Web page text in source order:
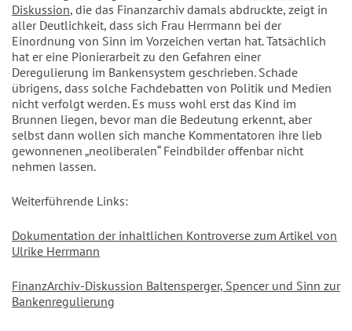
Diskussion, die das Finanzarchiv damals abdruckte, zeigt in
aller Deutlichkeit, dass sich Frau Herrmann bei der
Einordnung von Sinn im Vorzeichen vertan hat. Tatsächlich
hat er eine Pionierarbeit zu den Gefahren einer
Deregulierung im Bankensystem geschrieben. Schade
übrigens, dass solche Fachdebatten von Politik und Medien
nicht verfolgt werden. Es muss wohl erst das Kind im
Brunnen liegen, bevor man die Bedeutung erkennt, aber
selbst dann wollen sich manche Kommentatoren ihre lieb
gewonnenen „neoliberalen“ Feindbilder offenbar nicht
nehmen lassen.
Weiterführende Links:
Dokumentation der inhaltlichen Kontroverse zum Artikel von
Ulrike Herrmann
FinanzArchiv-Diskussion Baltensperger, Spencer und Sinn zur
Bankenregulierung